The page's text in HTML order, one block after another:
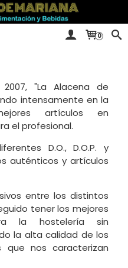
0
"La Alacena de
intensamente en la
artículos en
el profesional.
D.O., D.O.P. y
auténticos y artículos
entre los distintos
tener los mejores
la hostelería sin
la alta calidad de los
que nos caracterizan